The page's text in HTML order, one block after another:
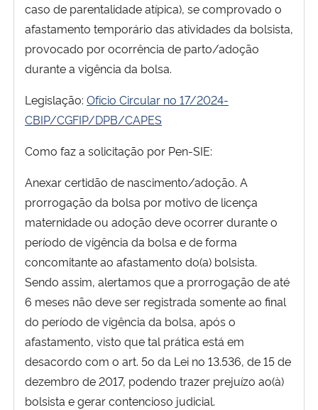
caso de parentalidade atípica), se comprovado o
afastamento temporário das atividades da bolsista,
provocado por ocorrência de parto/adoção
durante a vigência da bolsa.
Legislação: Ofício Circular no 17/2024-
CBIP/CGFIP/DPB/CAPES
Como faz a solicitação por Pen-SIE:
Anexar certidão de nascimento/adoção. A
prorrogação da bolsa por motivo de licença
maternidade ou adoção deve ocorrer durante o
período de vigência da bolsa e de forma
concomitante ao afastamento do(a) bolsista.
Sendo assim, alertamos que a prorrogação de até
6 meses não deve ser registrada somente ao final
do período de vigência da bolsa, após o
afastamento, visto que tal prática está em
desacordo com o art. 5o da Lei no 13.536, de 15 de
dezembro de 2017, podendo trazer prejuízo ao(à)
bolsista e gerar contencioso judicial.